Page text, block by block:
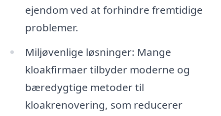
ejendom ved at forhindre fremtidige
problemer.
Miljøvenlige løsninger: Mange
kloakfirmaer tilbyder moderne og
bæredygtige metoder til
kloakrenovering, som reducerer